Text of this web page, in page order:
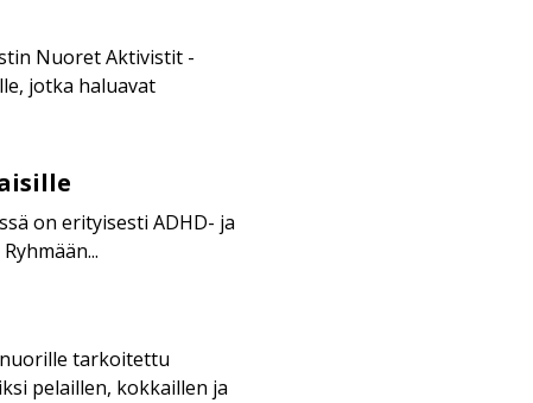
Nuoret Aktivistit -
jotka haluavat
on erityisesti ADHD- ja
tarkoitettu
pelaillen, kokkaillen ja